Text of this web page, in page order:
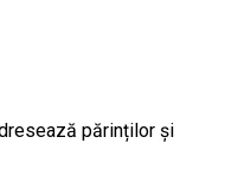
părinților și